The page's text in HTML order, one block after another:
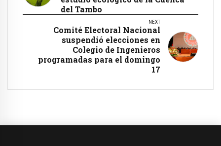
del Tambo
NEXT
Comité Electoral Nacional
suspendió elecciones en
Colegio de Ingenieros
programadas para el domingo
17